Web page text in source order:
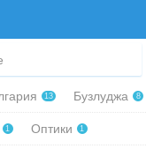
13 Бузлуджа 8
1 Оптики 1